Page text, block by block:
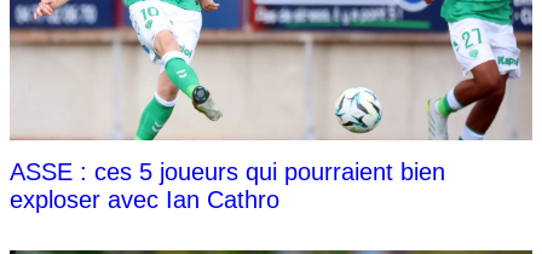
ASSE : ces 5 joueurs qui pourraient bien
exploser avec Ian Cathro